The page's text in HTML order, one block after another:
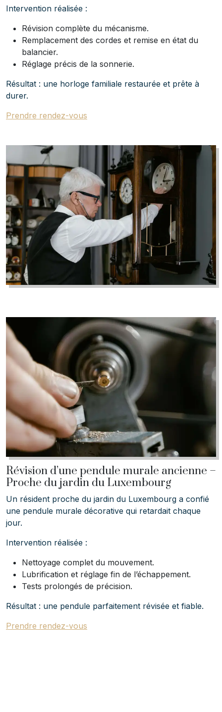
Intervention réalisée :
Révision complète du mécanisme.
Remplacement des cordes et remise en état du
balancier.
Réglage précis de la sonnerie.
Résultat : une horloge familiale restaurée et prête à
durer.
Prendre rendez-vous
Révision d’une pendule murale ancienne –
Proche du jardin du Luxembourg
Un résident proche du jardin du Luxembourg a confié
une pendule murale décorative qui retardait chaque
jour.
Intervention réalisée :
Nettoyage complet du mouvement.
Lubrification et réglage fin de l’échappement.
Tests prolongés de précision.
Résultat : une pendule parfaitement révisée et fiable.
Prendre rendez-vous